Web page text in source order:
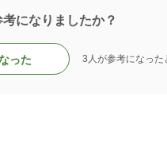
になりましたか？
った 3人が参考になった